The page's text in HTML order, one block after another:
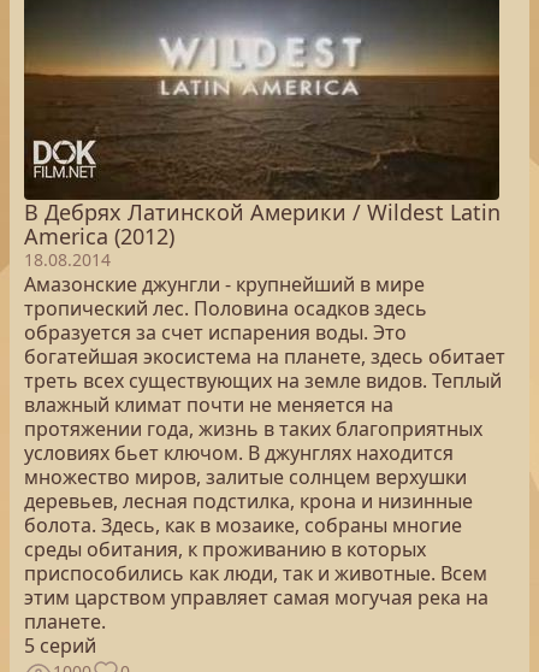
В Дебрях Латинской Америки / Wildest Latin
America (2012)
18.08.2014
Амазонские джунгли - крупнейший в мире
тропический лес. Половина осадков здесь
образуется за счет испарения воды. Это
богатейшая экосистема на планете, здесь обитает
треть всех существующих на земле видов. Теплый
влажный климат почти не меняется на
протяжении года, жизнь в таких благоприятных
условиях бьет ключом. В джунглях находится
множество миров, залитые солнцем верхушки
деревьев, лесная подстилка, крона и низинные
болота. Здесь, как в мозаике, собраны многие
среды обитания, к проживанию в которых
приспособились как люди, так и животные. Всем
этим царством управляет самая могучая река на
планете.
5 серий